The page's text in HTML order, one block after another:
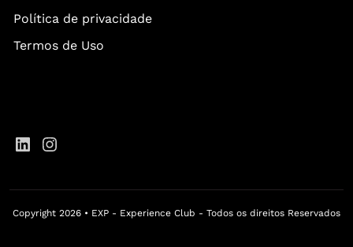
Política de privacidade
Termos de Uso
Copyright 2026 • EXP - Experience Club - Todos os direitos Reservados